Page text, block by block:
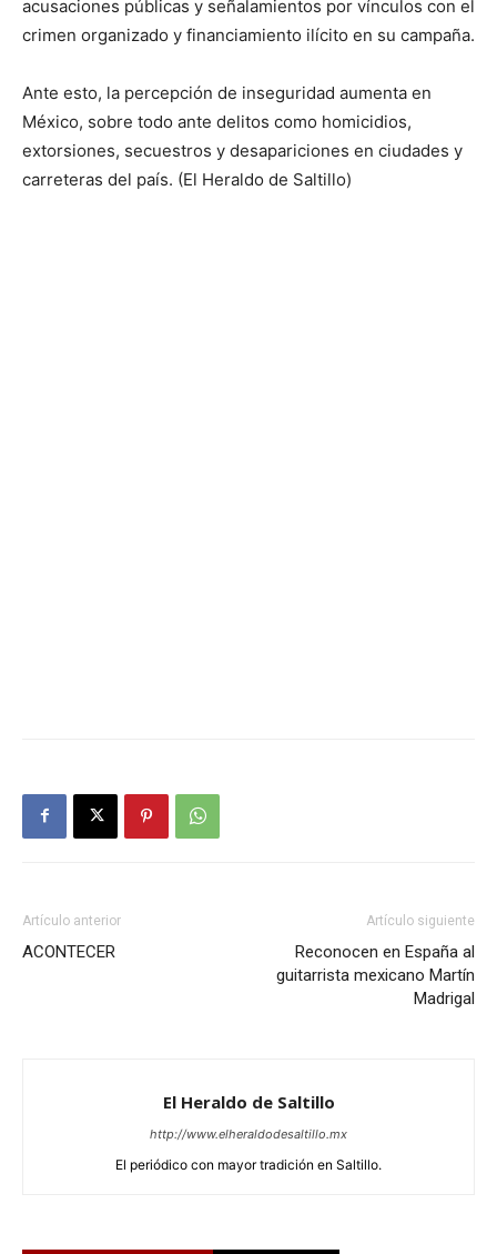
acusaciones públicas y señalamientos por vínculos con el
crimen organizado y financiamiento ilícito en su campaña.
Ante esto, la percepción de inseguridad aumenta en
México, sobre todo ante delitos como homicidios,
extorsiones, secuestros y desapariciones en ciudades y
carreteras del país. (El Heraldo de Saltillo)
Artículo anterior
ACONTECER
Artículo siguiente
Reconocen en España al
guitarrista mexicano Martín
Madrigal
El Heraldo de Saltillo
http://www.elheraldodesaltillo.mx
El periódico con mayor tradición en Saltillo.